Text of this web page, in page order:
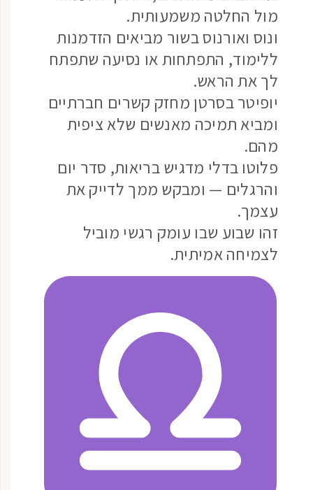
מול החלטה משמעותית.
ונוס ואורנוס בשור מביאים הזדמנות
ללימוד, התפתחות או נסיעה שתפתח
לך את הראש.
יופיטר בסרטן מחזק קשרים חברתיים
ומביא תמיכה מאנשים שלא ציפית
מהם.
פלוטו בדלי מדגיש בריאות, סדר יום
והרגלים — ומבקש ממך לדייק את
עצמך.
זהו שבוע שבו עומק רגשי מוביל
לצמיחה אמיתית.